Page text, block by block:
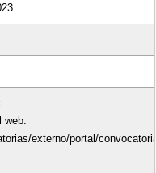
web:
externo/portal/